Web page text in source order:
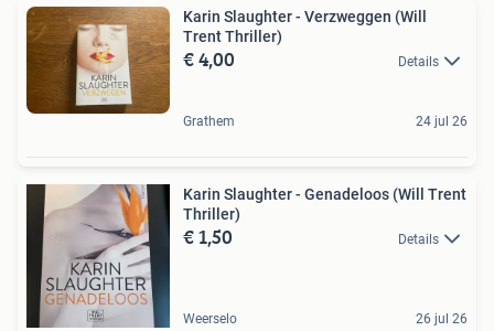
Karin Slaughter - Verzweggen (Will
Trent Thriller)
€ 4,00 Details
Grathem 24 jul 26
Karin Slaughter - Genadeloos (Will Trent
Thriller)
€ 1,50 Details
Weerselo 26 jul 26